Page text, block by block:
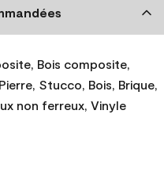
Bois composite,
Stucco, Bois, Brique,
non ferreux, Vinyle